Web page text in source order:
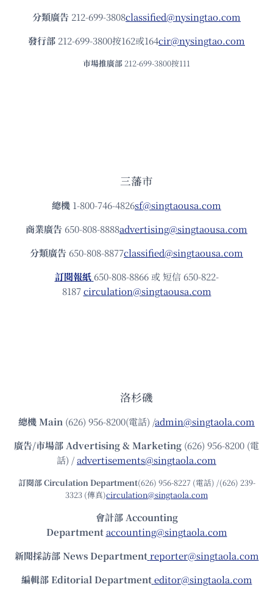
分類廣告 212-699-3808classified@nysingtao.com
發⾏部 212-699-3800按162或164cir@nysingtao.com
市場推廣部 212-699-3800按111
三藩市
總機 1-800-746-4826sf@singtaousa.com
商業廣告 650-808-8888advertising@singtaousa.com
分類廣告 650-808-8877classified@singtaousa.com
訂閱報紙 650-808-8866 或 短信 650-822-
8187circulation@singtaousa.com
洛杉磯
總機Main (626) 956-8200(電話) /admin@singtaola.com
廣告/市場部Advertising & Marketing (626) 956-8200 (電
話) /advertisements@singtaola.com
訂閱部 Circulation Department(626) 956-8227 (電話) /(626) 239-
3323 (傳真)circulation@singtaola.com
會計部 Accounting
Department accounting@singtaola.com
新聞採訪部 News Department reporter@singtaola.com
編輯部 Editorial Department editor@singtaola.com